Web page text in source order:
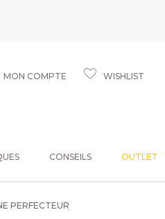
MON COMPTE WISHLIST
CONSEILS OUTLET
PERFECTEUR